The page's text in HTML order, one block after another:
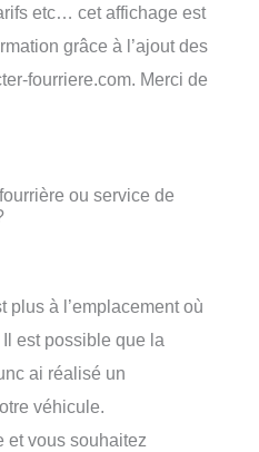
etc… cet affichage est
grâce à l’ajout des
fourriere.com. Merci de
ou service de
plus à l’emplacement où
est possible que la
ai réalisé un
véhicule.
et vous souhaitez